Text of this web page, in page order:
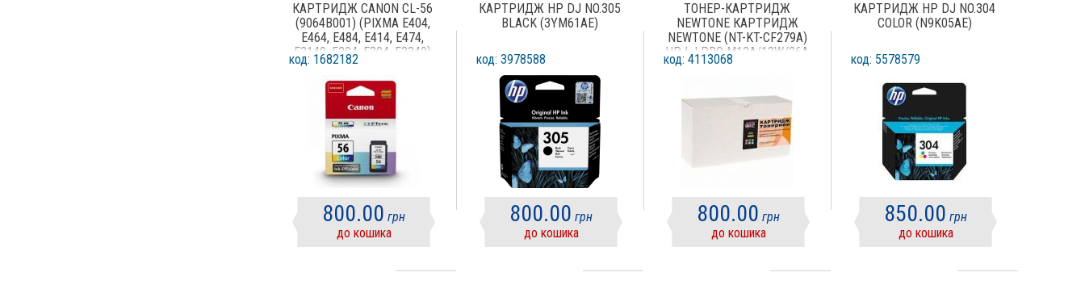
КАРТРИДЖ CANON CL-56
(9064B001) (PIXMA E404,
E464, E484, E414, E474,
E3140, E204, E304, E3340)
COLOR
код: 1682182
800.00 грн
до кошика
КАРТРИДЖ HP DJ NO.305
BLACK (3YM61AE)
код: 3978588
800.00 грн
до кошика
ТОНЕР-КАРТРИДЖ
NEWTONE КАРТРИДЖ
NEWTONE (NT-KT-CF279A)
HP LJ PRO M12A/12W/26A
BLACK (АНАЛОГ CF279A)
код: 4113068
800.00 грн
до кошика
КАРТРИДЖ HP DJ NO.304
COLOR (N9K05AE)
код: 5578579
850.00 грн
до кошика